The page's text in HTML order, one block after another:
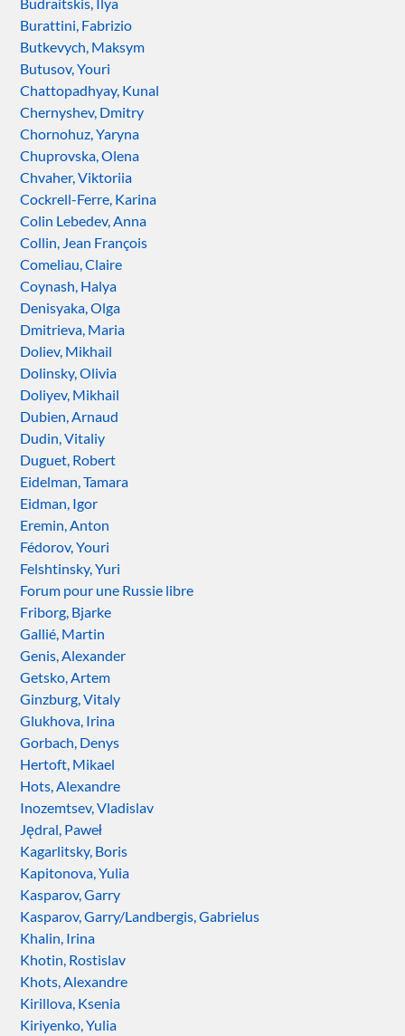
Burattini, Fabrizio
Butkevych, Maksym
Butusov, Youri
Chattopadhyay, Kunal
Chernyshev, Dmitry
Chornohuz, Yaryna
Chuprovska, Olena
Chvaher, Viktoriia
Cockrell-Ferre, Karina
Colin Lebedev, Anna
Collin, Jean François
Comeliau, Claire
Coynash, Halya
Denisyaka, Olga
Dmitrieva, Maria
Doliev, Mikhail
Dolinsky, Olivia
Doliyev, Mikhail
Dubien, Arnaud
Dudin, Vitaliy
Duguet, Robert
Eidelman, Tamara
Eidman, Igor
Eremin, Anton
Fédorov, Youri
Felshtinsky, Yuri
Forum pour une Russie libre
Friborg, Bjarke
Gallié, Martin
Genis, Alexander
Getsko, Artem
Ginzburg, Vitaly
Glukhova, Irina
Gorbach, Denys
Hertoft, Mikael
Hots, Alexandre
Inozemtsev, Vladislav
Jędral, Paweł
Kagarlitsky, Boris
Kapitonova, Yulia
Kasparov, Garry
Kasparov, Garry/Landbergis, Gabrielus
Khalin, Irina
Khotin, Rostislav
Khots, Alexandre
Kirillova, Ksenia
Kiriyenko, Yulia